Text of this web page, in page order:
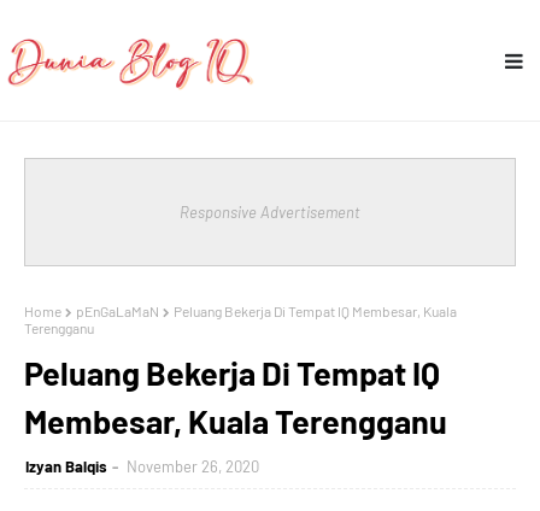
Responsive Advertisement
Home pEnGaLaMaN
Peluang Bekerja Di Tempat IQ Membesar, Kuala
Terengganu
Peluang Bekerja Di Tempat IQ
Membesar, Kuala Terengganu
Izyan Balqis November 26, 2020